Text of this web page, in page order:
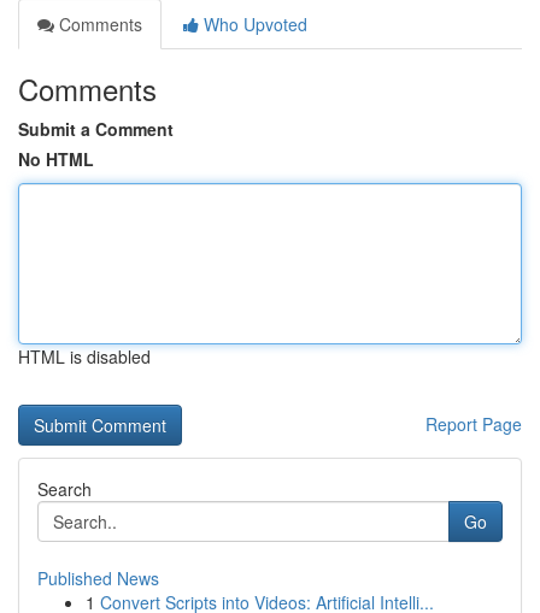
Comments
Who Upvoted
Comments
Submit a Comment
No HTML
HTML is disabled
Report Page
Search
Go
Published News
1 Convert Scripts into Videos: Artificial Intelli...